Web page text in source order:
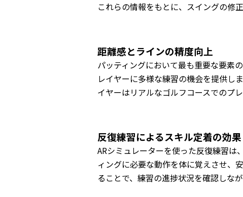
これらの情報をもとに、スイングの修
距離感とラインの精度向上
パッティングにおいて最も重要な要素
レイヤーに多様な練習の機会を提供し
イヤーはリアルなゴルフコースでのプ
反復練習によるスキル定着の効果
ARシミュレーターを使った反復練習は
ィングに必要な動作を体に覚えさせ、
ることで、練習の進捗状況を確認しな